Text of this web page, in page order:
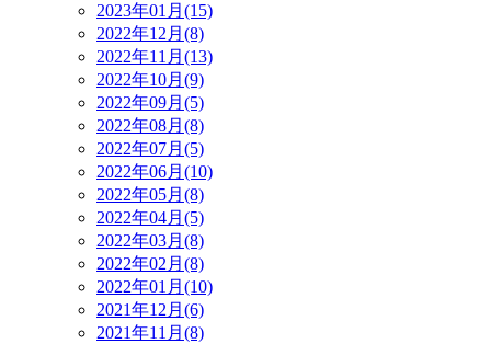
2023年01月(15)
2022年12月(8)
2022年11月(13)
2022年10月(9)
2022年09月(5)
2022年08月(8)
2022年07月(5)
2022年06月(10)
2022年05月(8)
2022年04月(5)
2022年03月(8)
2022年02月(8)
2022年01月(10)
2021年12月(6)
2021年11月(8)